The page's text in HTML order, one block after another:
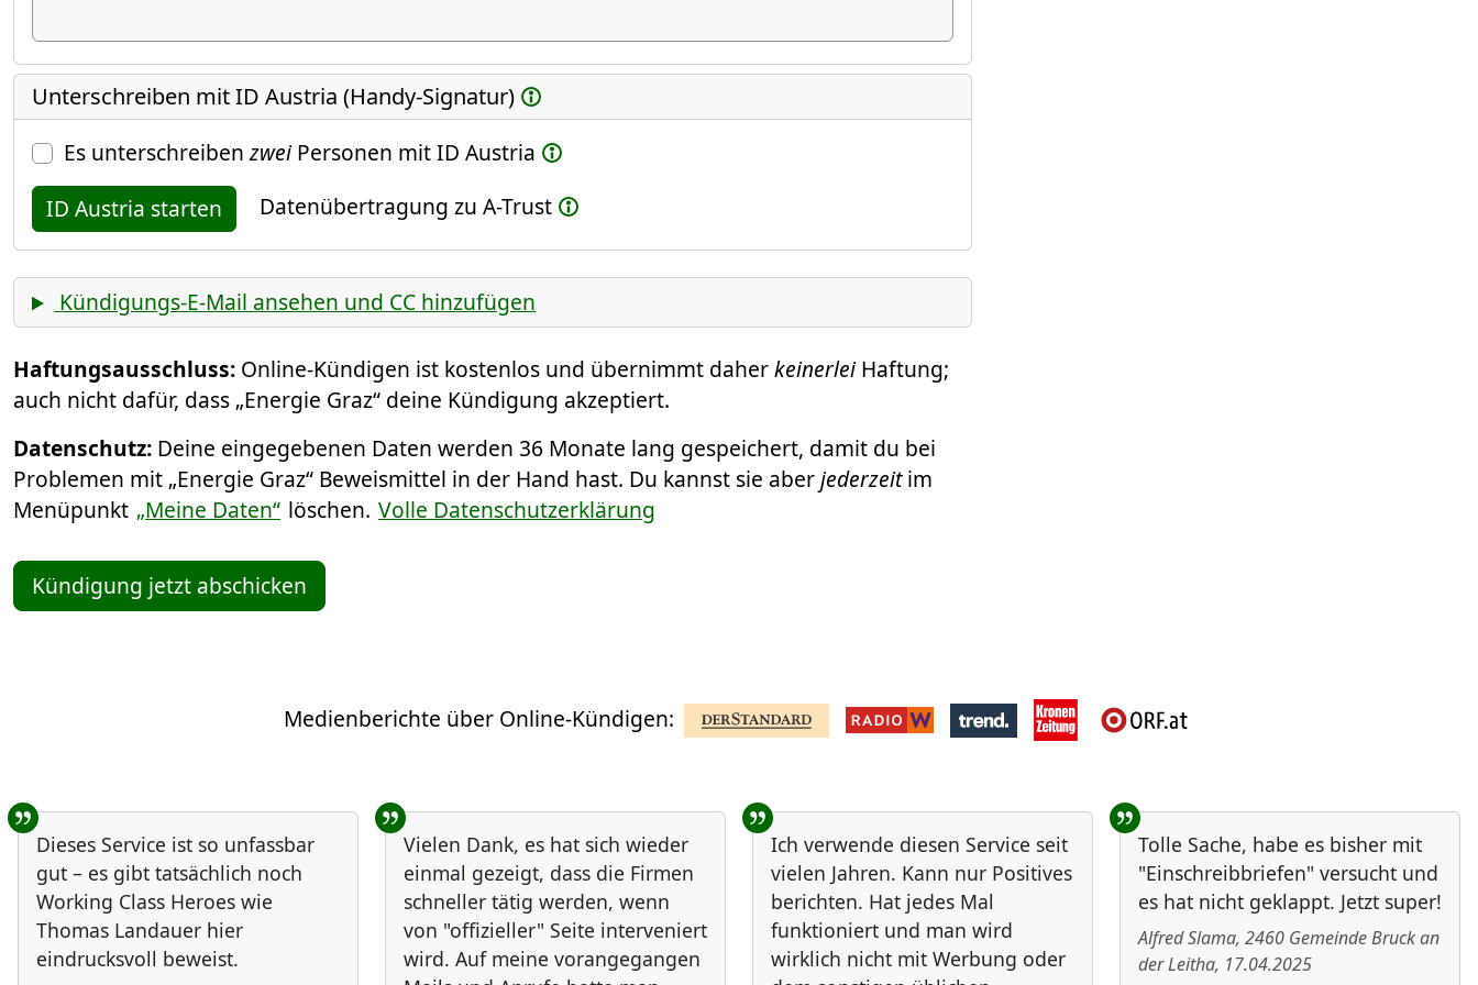
Unterschreiben mit ID Austria (Handy-Signatur)
Es unterschreibenzweiPersonen mit ID Austria
ID Austria starten
Datenübertragung zu A-Trust
Kündigungs-E-Mail ansehen und CC hinzufügen
Haftungsausschluss: Online-Kündigen ist kostenlos und übernimmt daherkeinerlei Haftung;
auch nicht dafür, dass „Energie Graz“ deine Kündigung akzeptiert.
Datenschutz: Deine eingegebenen Daten werden 36 Monate lang gespeichert, damit du bei
Problemen mit „Energie Graz“ Beweismittel in der Hand hast. Du kannst sie aberjederzeitim
Menüpunkt „Meine Daten“ löschen. Volle Datenschutzerklärung
Kündigung jetzt abschicken
Medienberichte über Online-Kündigen:
Benutzer-Rückmeldungen
Dieses Service ist so unfassbar
gut – es gibt tatsächlich noch
Working Class Heroes wie
Thomas Landauer hier
eindrucksvoll beweist.
Vielen Dank, es hat sich wieder
einmal gezeigt, dass die Firmen
schneller tätig werden, wenn
von "offizieller" Seite interveniert
wird. Auf meine vorangegangen
Ich verwende diesen Service seit
vielen Jahren. Kann nur Positives
berichten. Hat jedes Mal
funktioniert und man wird
wirklich nicht mit Werbung oder
Tolle Sache, habe es bisher mit
"Einschreibbriefen" versucht und
es hat nicht geklappt. Jetzt super!
Alfred Slama, 2460 Gemeinde Bruck an
der Leitha, 17.04.2025